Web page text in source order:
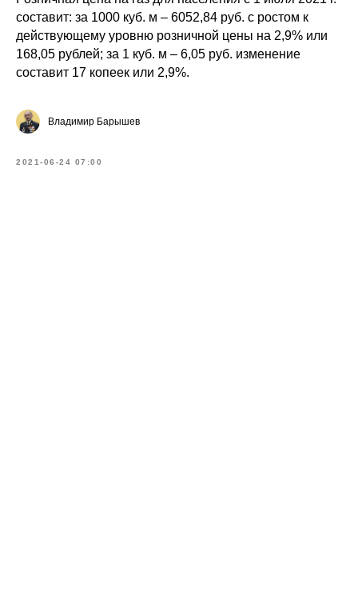
составит: за 1000 куб. м – 6052,84 руб. с ростом к
действующему уровню розничной цены на 2,9% или
168,05 рублей; за 1 куб. м – 6,05 руб. изменение
составит 17 копеек или 2,9%.
Владимир Барышев
2021-06-24 07:00